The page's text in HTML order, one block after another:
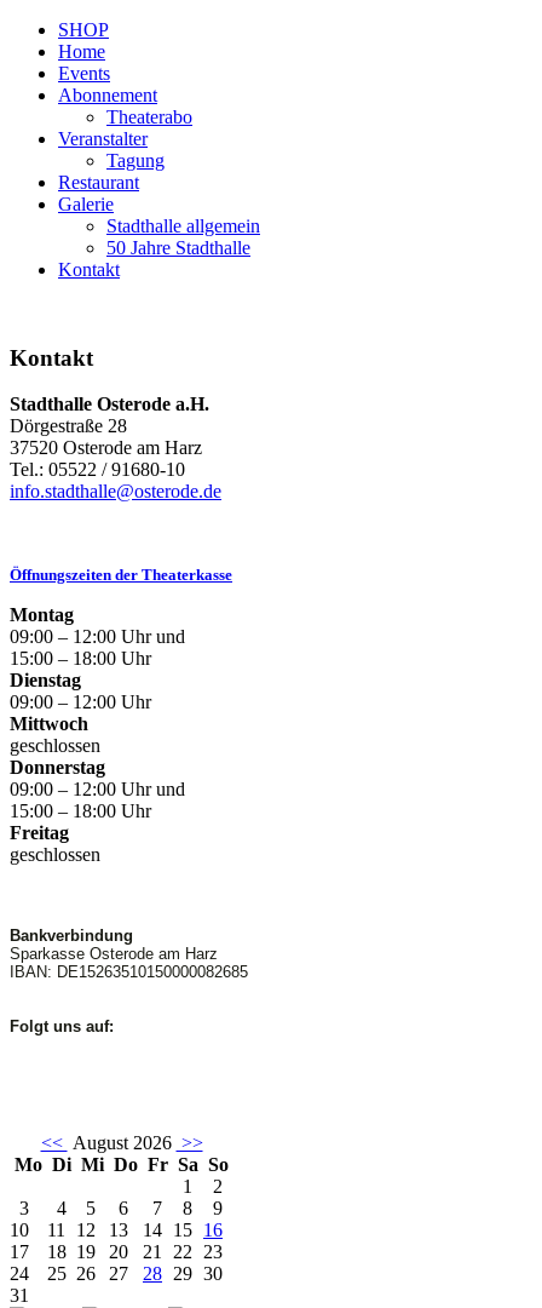
SHOP
Home
Events
Abonnement
Theaterabo
Veranstalter
Tagung
Restaurant
Galerie
Stadthalle allgemein
50 Jahre Stadthalle
Kontakt
Kontakt
Stadthalle Osterode a.H.
Dörgestraße 28
37520 Osterode am Harz
Tel.: 05522 / 91680-10
info.stadthalle@osterode.de
Öffnungszeiten der Theaterkasse
Montag
09:00 – 12:00 Uhr und
15:00 – 18:00 Uhr
Dienstag
09:00 – 12:00 Uhr
Mittwoch
geschlossen
Donnerstag
09:00 – 12:00 Uhr und
15:00 – 18:00 Uhr
Freitag
geschlossen
Bankverbindung
Sparkasse Osterode am Harz
IBAN: DE15263510150000082685
Folgt uns auf:
<< August 2026 >>
Mo Di Mi Do Fr Sa So
1
2
3
4 5 6 7 8
9
10
11 12 13 14 15 16
17
18 19 20 21 22 23
24
25 26 27 28 29 30
31